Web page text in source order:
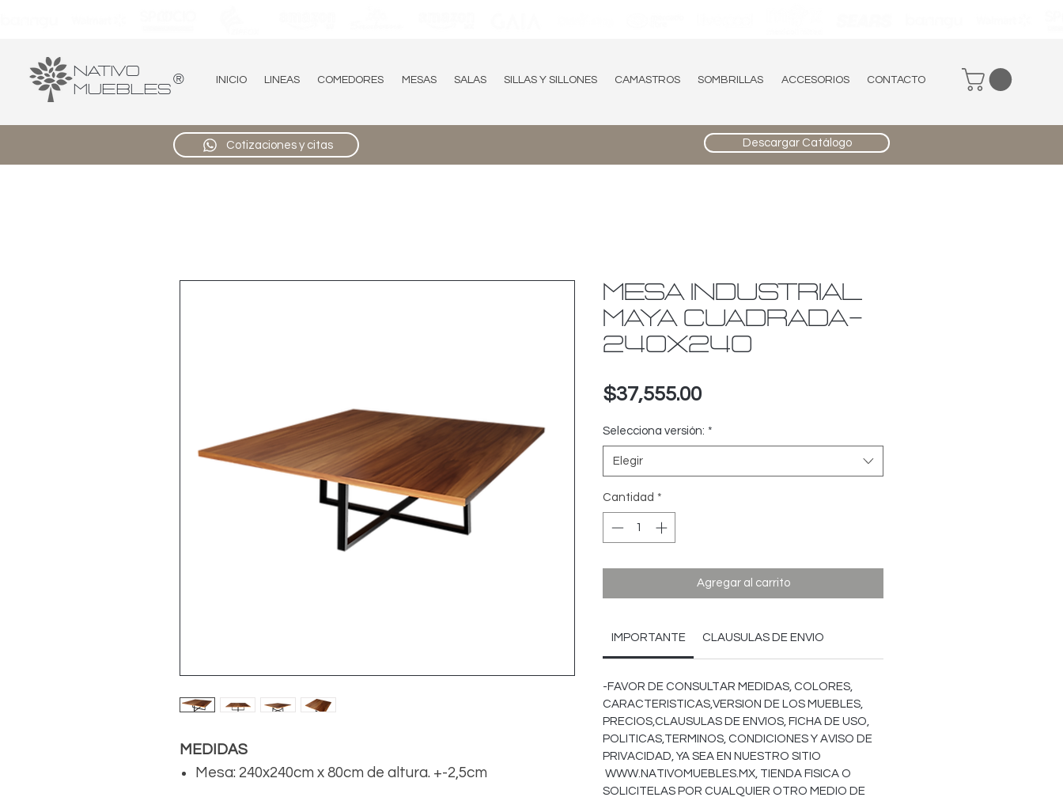
Nativo
Muebles
® INICIO LINEAS COMEDORES MESAS SALAS SILLAS Y SILLONES CAMASTROS SOMBRILLAS ACCESORIOS CONTACTO
Cotizaciones y citas Descargar Catálogo
MEDIDAS
Mesa: 240x240cm x 80cm de altura. +-2,5cm
MESA INDUSTRIAL
MAYA CUADRADA-
240X240
$37,555.00Precio
Selecciona versión: *
Elegir
Cantidad *
Agregar al carrito
IMPORTANTE CLAUSULAS DE ENVIO
-FAVOR DE CONSULTAR MEDIDAS, COLORES,
CARACTERISTICAS,VERSION DE LOS MUEBLES,
PRECIOS,CLAUSULAS DE ENVIOS, FICHA DE USO,
POLITICAS,TERMINOS, CONDICIONES Y AVISO DE
PRIVACIDAD, YA SEA EN NUESTRO SITIO
WWW.NATIVOMUEBLES.MX, TIENDA FISICA O
SOLICITELAS POR CUALQUIER OTRO MEDIO DE